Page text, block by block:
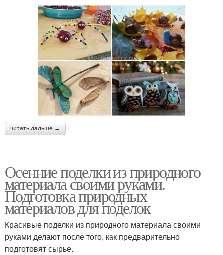
читать дальше →
Осенние поделки из природного
материала своими руками.
Подготовка природных
материалов для поделок
Красивые поделки из природного материала своими
руками делают после того, как предварительно
подготовят сырье.